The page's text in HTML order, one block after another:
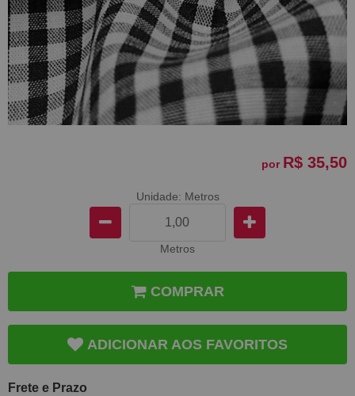
por R$ 35,50
Unidade: Metros
Metros
COMPRAR
ADICIONAR AOS FAVORITOS
Frete e Prazo